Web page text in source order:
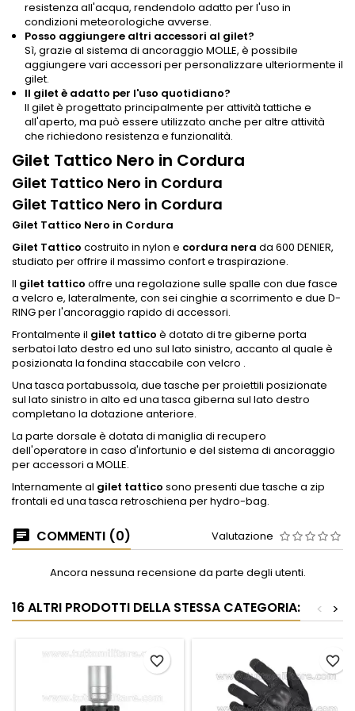
resistenza all'acqua, rendendolo adatto per l'uso in
condizioni meteorologiche avverse.
Posso aggiungere altri accessori al gilet?
Sì, grazie al sistema di ancoraggio MOLLE, è possibile
aggiungere vari accessori per personalizzare ulteriormente il
gilet.
Il gilet è adatto per l'uso quotidiano?
Il gilet è progettato principalmente per attività tattiche e
all'aperto, ma può essere utilizzato anche per altre attività
che richiedono resistenza e funzionalità.
Gilet Tattico Nero in Cordura
Gilet Tattico Nero in Cordura
Gilet Tattico Nero in Cordura
Gilet Tattico Nero in Cordura
Gilet Tattico costruito in nylon e cordura nera da 600 DENIER,
studiato per offrire il massimo confort e traspirazione.
Il gilet tattico offre una regolazione sulle spalle con due fasce
a velcro e, lateralmente, con sei cinghie a scorrimento e due D-
RING per l'ancoraggio rapido di accessori.
Frontalmente il gilet tattico è dotato di tre giberne porta
serbatoi lato destro ed uno sul lato sinistro, accanto al quale è
posizionata la fondina staccabile con velcro .
Una tasca portabussola, due tasche per proiettili posizionate
sul lato sinistro in alto ed una tasca giberna sul lato destro
completano la dotazione anteriore.
La parte dorsale è dotata di maniglia di recupero
dell'operatore in caso d'infortunio e del sistema di ancoraggio
per accessori a MOLLE.
Internamente al gilet tattico sono presenti due tasche a zip
frontali ed una tasca retroschiena per hydro-bag.
COMMENTI (0) Valutazione
Ancora nessuna recensione da parte degli utenti.
16 ALTRI PRODOTTI DELLA STESSA CATEGORIA: >
<
favorite_border favorite_border